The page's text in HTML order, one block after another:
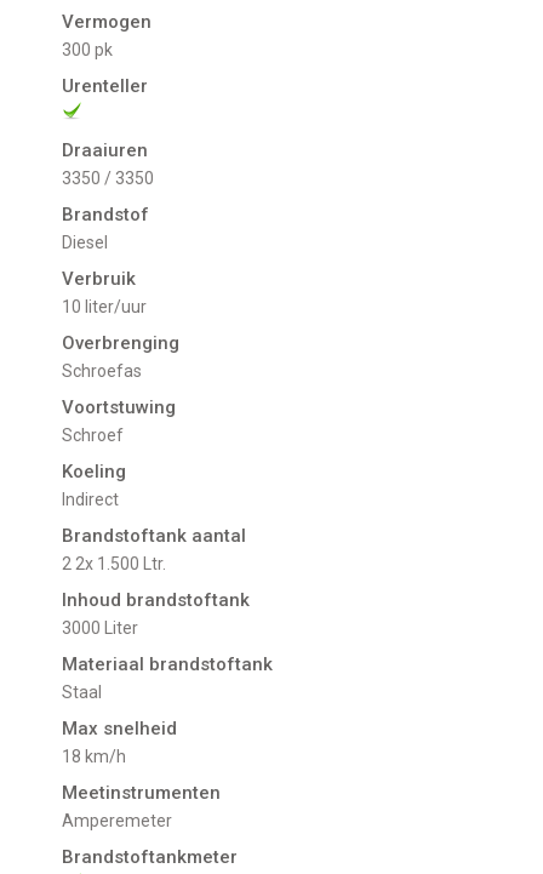
Vermogen
300 pk
Urenteller
Draaiuren
3350 / 3350
Brandstof
Diesel
Verbruik
10 liter/uur
Overbrenging
Schroefas
Voortstuwing
schroef
Koeling
indirect
Brandstoftank aantal
2 2x 1.500 Ltr.
Inhoud brandstoftank
3000 Liter
Materiaal brandstoftank
Staal
Max snelheid
18 km/h
Meetinstrumenten
Amperemeter
Brandstoftankmeter